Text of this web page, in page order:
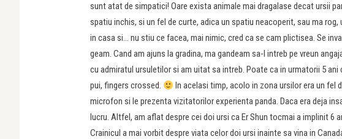
sunt atat de simpatici! Oare exista animale mai dragalase decat ursii
spatiu inchis, si un fel de curte, adica un spatiu neacoperit, sau ma
in casa si… nu stiu ce facea, mai nimic, cred ca se cam plictisea. Se
geam. Cand am ajuns la gradina, ma gandeam sa-l intreb pe vreun
cu admiratul ursuletilor si am uitat sa intreb. Poate ca in urmatorii 5 ani
pui, fingers crossed.
In acelasi timp, acolo in zona ursilor era un fel
microfon si le prezenta vizitatorilor experienta panda. Daca era deja
lucru. Altfel, am aflat despre cei doi ursi ca Er Shun tocmai a implinit 6
Crainicul a mai vorbit despre viata celor doi ursi inainte sa vina in